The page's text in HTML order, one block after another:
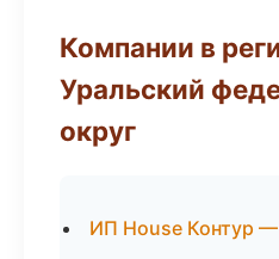
Компании в
Уральский
округ
ИП House Контур